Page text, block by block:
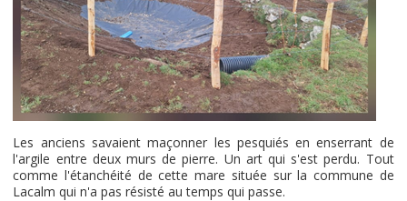
Les anciens savaient maçonner les pesquiés en enserrant de
l'argile entre deux murs de pierre. Un art qui s'est perdu. Tout
comme l'étanchéité de cette mare située sur la commune de
Lacalm qui n'a pas résisté au temps qui passe.